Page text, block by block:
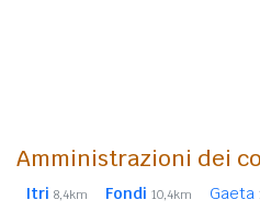
Amministrazioni dei
Itri 8,4km Fondi 10,4km Gaeta